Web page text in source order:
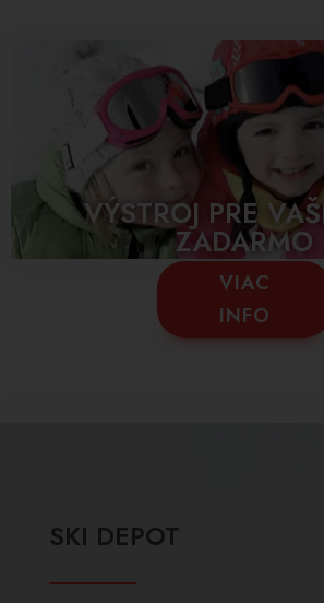
VÝSTROJ PRE
ZADARMO
VIAC
INFO
SKI DEPOT